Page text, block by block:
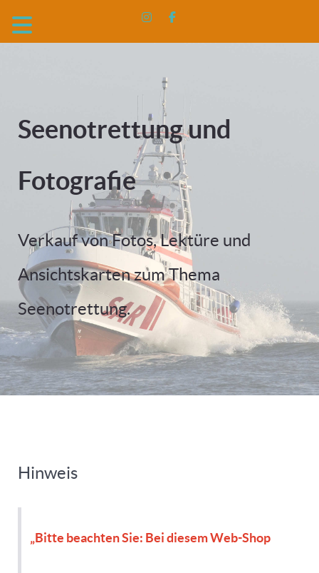
Seenotrettung und
Fotografie
Verkauf von Fotos, Lektüre und
Ansichtskarten zum Thema
Seenotrettung.
Hinweis
„Bitte beachten Sie: Bei diesem Web-Shop